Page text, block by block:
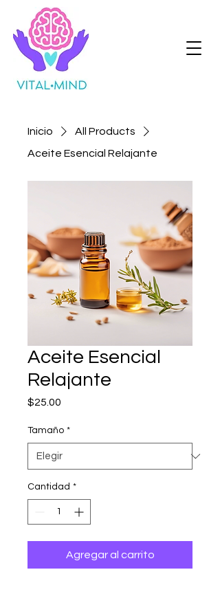
Inicio
All Products
Aceite Esencial Relajante
Aceite Esencial
Relajante
$25.00
Tamaño *
Cantidad *
Agregar al carrito